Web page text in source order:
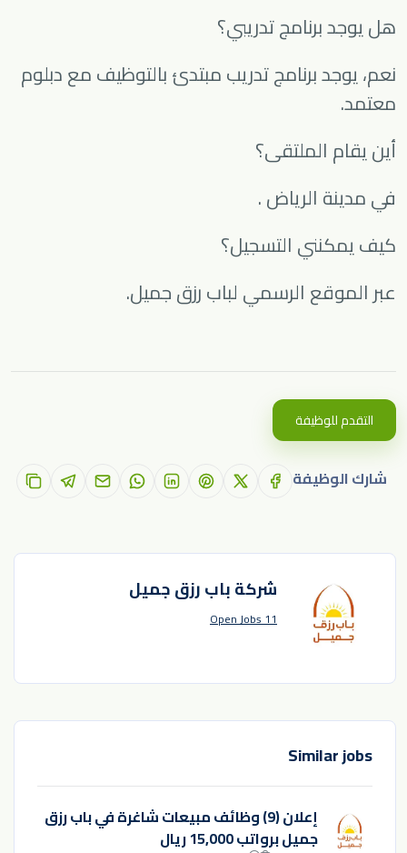
هل يوجد برنامج تدريبي؟
نعم، يوجد برنامج تدريب مبتدئ بالتوظيف مع دبلوم
معتمد.
أين يقام الملتقى؟
في مدينة الرياض.
كيف يمكنني التسجيل؟
عبر الموقع الرسمي لباب رزق جميل.
التقدم للوظيفة
شارك الوظيفة
شركة باب رزق جميل
11 Open Jobs
Similar jobs
إعلان (9) وظائف مبيعات شاغرة في باب رزق
جميل برواتب 15,000 ريال